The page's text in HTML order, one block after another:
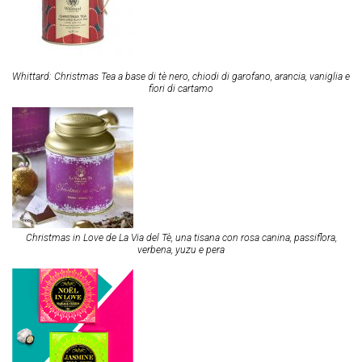
Whittard: Christmas Tea a base di tè nero, chiodi di garofano, arancia, vaniglia e
fiori di cartamo
Christmas in Love de La Via del Tè, una tisana con rosa canina, passiflora,
verbena, yuzu e pera